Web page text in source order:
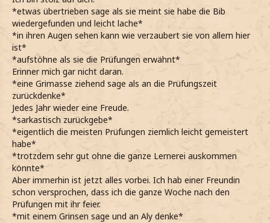
*etwas übertrieben sage als sie meint sie habe die Bib
wiedergefunden und leicht lache*
*in ihren Augen sehen kann wie verzaubert sie von allem hier
ist*
*aufstöhne als sie die Prüfungen erwähnt*
Erinner mich gar nicht daran.
*eine Grimasse ziehend sage als an die Prüfungszeit
zurückdenke*
Jedes Jahr wieder eine Freude.
*sarkastisch zurückgebe*
*eigentlich die meisten Prüfungen ziemlich leicht gemeistert
habe*
*trotzdem sehr gut ohne die ganze Lernerei auskommen
könnte*
Aber immerhin ist jetzt alles vorbei. Ich hab einer Freundin
schon versprochen, dass ich die ganze Woche nach den
Prüfungen mit ihr feier.
*mit einem Grinsen sage und an Aly denke*